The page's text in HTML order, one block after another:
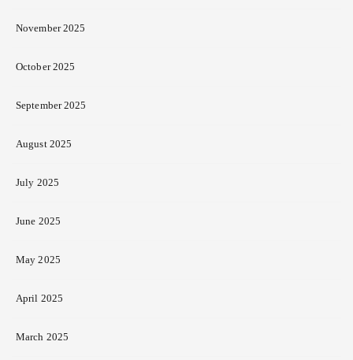
November 2025
October 2025
September 2025
August 2025
July 2025
June 2025
May 2025
April 2025
March 2025